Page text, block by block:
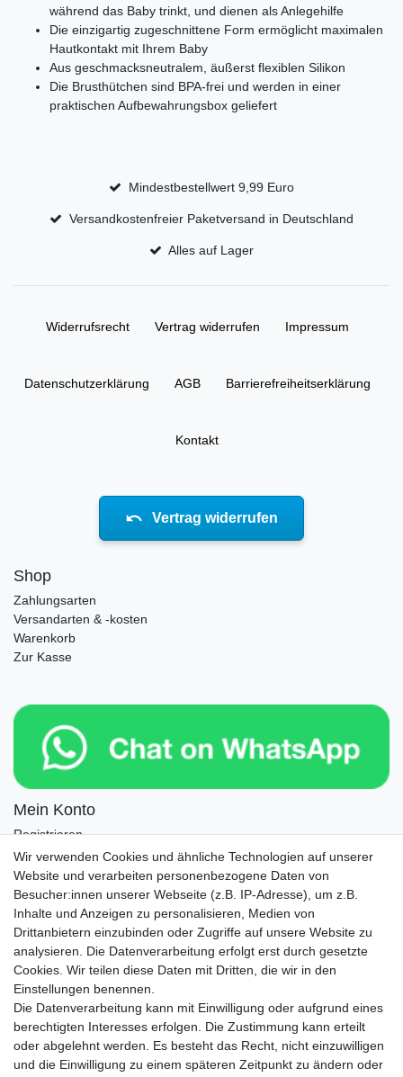
während das Baby trinkt, und dienen als Anlegehilfe
Die einzigartig zugeschnittene Form ermöglicht maximalen
Hautkontakt mit Ihrem Baby
Aus geschmacksneutralem, äußerst flexiblen Silikon
Die Brusthütchen sind BPA-frei und werden in einer
praktischen Aufbewahrungsbox geliefert
Mindestbestellwert 9,99 Euro
Versandkostenfreier Paketversand in Deutschland
Alles auf Lager
Widerrufs­recht Vertrag widerrufen Impressum
Daten­schutz­erklärung AGB Barrierefreiheitserklärung
Kontakt
Vertrag widerrufen
Shop
Zahlungsarten
Versandarten & -kosten
Warenkorb
Zur Kasse
Mein Konto
Registrieren
Login
Newsletter
E-MAIL **
Newsletter
Honig
Hiermit bestätige ich, dass ich die
Einwilligung kann ich jederzeit widerrufen.**
Abonnieren
Wir verwenden Cookies und ähnliche Technologien auf unserer
Website und verarbeiten personenbezogene Daten von
Besucher:innen unserer Webseite (z.B. IP-Adresse), um z.B.
Inhalte und Anzeigen zu personalisieren, Medien von
Drittanbietern einzubinden oder Zugriffe auf unsere Website zu
analysieren. Die Datenverarbeitung erfolgt erst durch gesetzte
Cookies. Wir teilen diese Daten mit Dritten, die wir in den
Einstellungen benennen.
Die Datenverarbeitung kann mit Einwilligung oder aufgrund eines
berechtigten Interesses erfolgen. Die Zustimmung kann erteilt
oder abgelehnt werden. Es besteht das Recht, nicht einzuwilligen
und die Einwilligung zu einem späteren Zeitpunkt zu ändern oder